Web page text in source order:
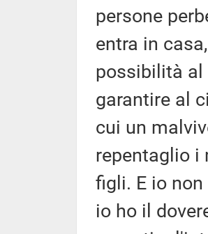
persone
entra in
possibilità al
garantire al
cui un
repentaglio i
figli. E io
io ho il